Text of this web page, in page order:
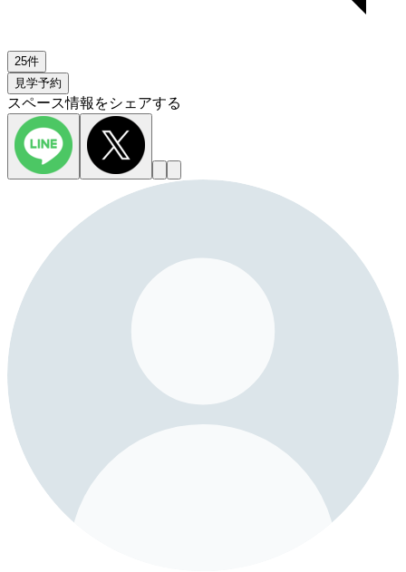
25件
見学予約
スペース情報をシェアする